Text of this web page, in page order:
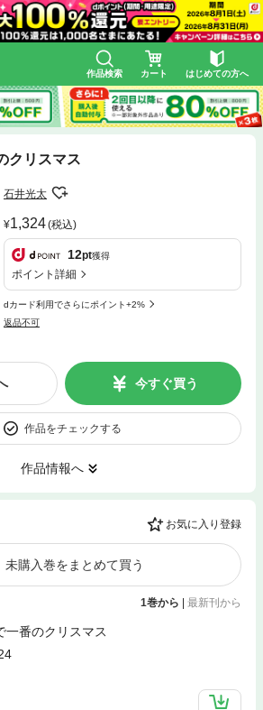
作品検索 カート はじめての方へ
クリスマス
石井光太
1,324(税込)
12pt獲得
ポイント詳細
dカード利用でさらにポイント+2%
返品不可
今すぐ買う
作品をチェックする
作品情報へ
お気に入り登録
未購入巻をまとめて買う
1巻から | 最新刊から
一番のクリスマス